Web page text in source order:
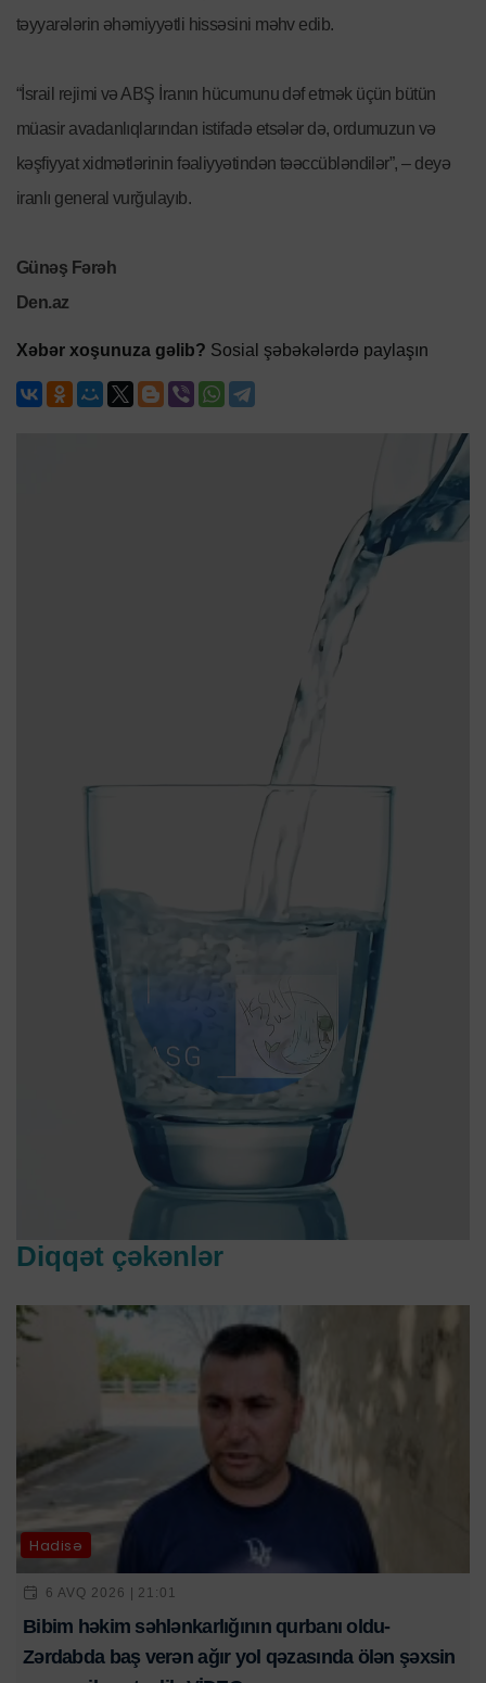
təyyarələrin əhəmiyyətli hissəsini məhv edib.
“İsrail rejimi və ABŞ İranın hücumunu dəf etmək üçün bütün
müasir avadanlıqlarından istifadə etsələr də, ordumuzun və
kəşfiyyat xidmətlərinin fəaliyyətindən təəccübləndilər”, – deyə
iranlı general vurğulayıb.
Günəş Fərəh
Den.az
Xəbər xoşunuza gəlib? Sosial şəbəkələrdə paylaşın
Diqqət çəkənlər
Hadisə
6 AVQ 2026 | 21:01
Bibim həkim səhlənkarlığının qurbanı oldu-
Zərdabda baş verən ağır yol qəzasında ölən şəxsin